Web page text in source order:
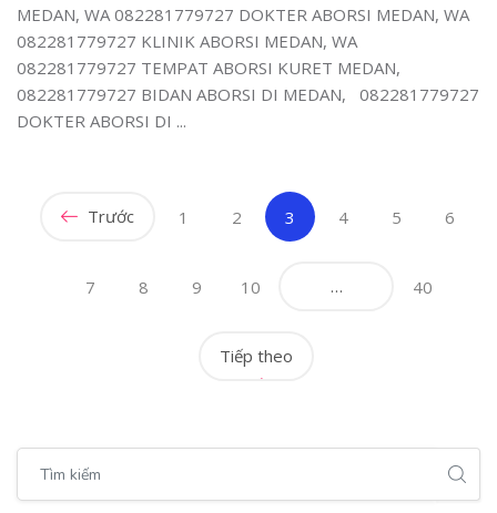
MEDAN, WA 082281779727 DOKTER ABORSI MEDAN, WA
082281779727 KLINIK ABORSI MEDAN, WA
082281779727 TEMPAT ABORSI KURET MEDAN,
082281779727 BIDAN ABORSI DI MEDAN, 082281779727
DOKTER ABORSI DI ...
Trước 1 2 3 (current)
4 5 6
7 8 9 10 … 40
Tiếp theo